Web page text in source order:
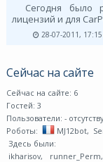
Сегодня было
лицензий и для
28-07-2011, 17:15
Сейчас на сайте
Сейчас на сайте: 6
Гостей: 3
Пользователи: -
Роботы:
MJ12bot,
Здесь были:
ikharisov, runner_Perm,